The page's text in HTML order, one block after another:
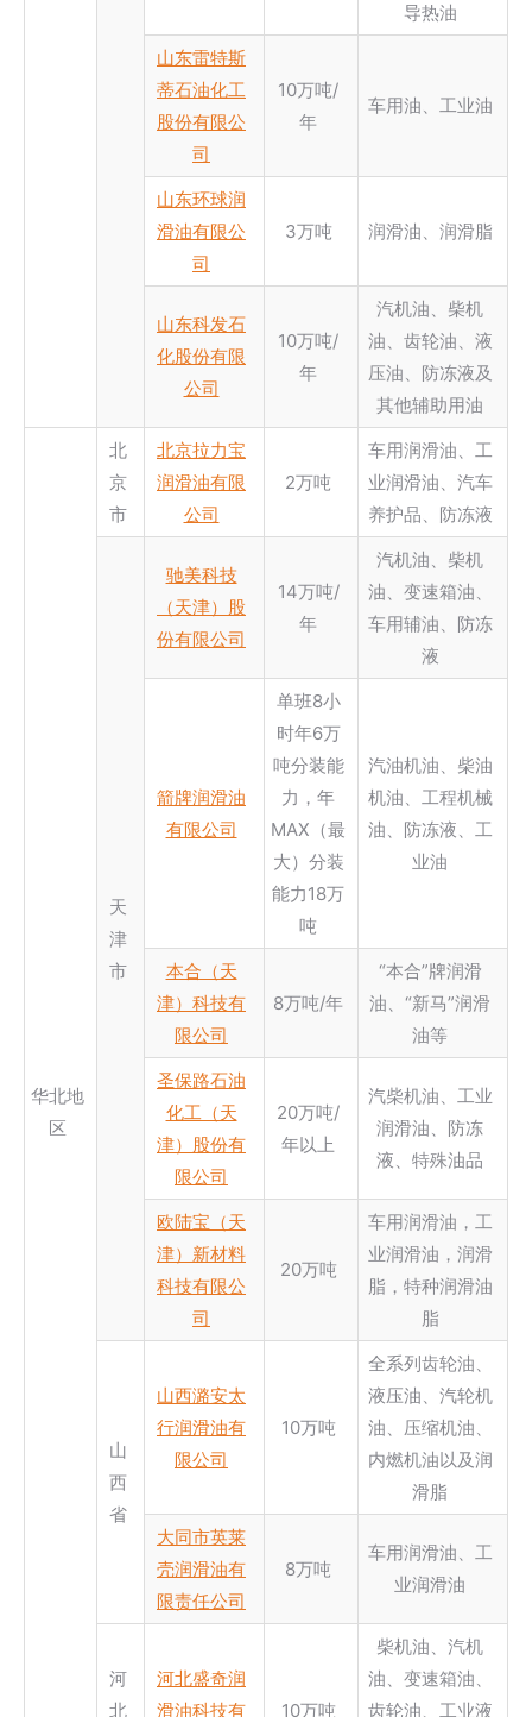
导热油
山东雷特斯
蒂石油化工
股份有限公
司
10万吨/
年
车用油、工业油
山东环球润
滑油有限公
司
3万吨 润滑油、润滑脂
山东科发石
化股份有限
公司
10万吨/
年
汽机油、柴机
油、齿轮油、液
压油、防冻液及
其他辅助用油
华北地
区
北
京
市
北京拉力宝
润滑油有限
公司
2万吨
车用润滑油、工
业润滑油、汽车
养护品、防冻液
天
津
市
驰美科技
（天津）股
份有限公司
14万吨/
年
汽机油、柴机
油、变速箱油、
车用辅油、防冻
液
箭牌润滑油
有限公司
单班8小
时年6万
吨分装能
力，年
MAX（最
大）分装
能力18万
吨
汽油机油、柴油
机油、工程机械
油、防冻液、工
业油
本合（天
津）科技有
限公司
8万吨/年
“本合”牌润滑
油、“新马”润滑
油等
圣保路石油
化工（天
津）股份有
限公司
20万吨/
年以上
汽柴机油、工业
润滑油、防冻
液、特殊油品
欧陆宝（天
津）新材料
科技有限公
司
20万吨
车用润滑油，工
业润滑油，润滑
脂，特种润滑油
脂
山
西
省
山西潞安太
行润滑油有
限公司
10万吨
全系列齿轮油、
液压油、汽轮机
油、压缩机油、
内燃机油以及润
滑脂
大同市英莱
壳润滑油有
限责任公司
8万吨
车用润滑油、工
业润滑油
河
北
河北盛奇润
滑油科技有
10万吨
柴机油、汽机
油、变速箱油、
齿轮油、工业液